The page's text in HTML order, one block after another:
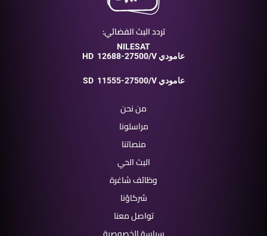
تردد البث الفضائي:
NILESAT
HD
12688-27500/V عامودي
SD 11555-27500/V عامودي
من نحن
مراسلونا
منصاتنا
البث الحي
وظائف شاغرة
شركاؤنا
تواصل معنا